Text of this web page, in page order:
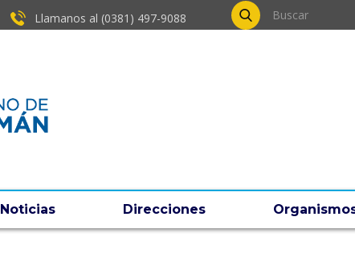
Llamanos al (0381) ​497-9088
Noticias Direcciones